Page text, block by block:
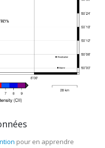
pour en apprendre